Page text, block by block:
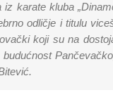
karate kluba
odličje i titulu
koji su na